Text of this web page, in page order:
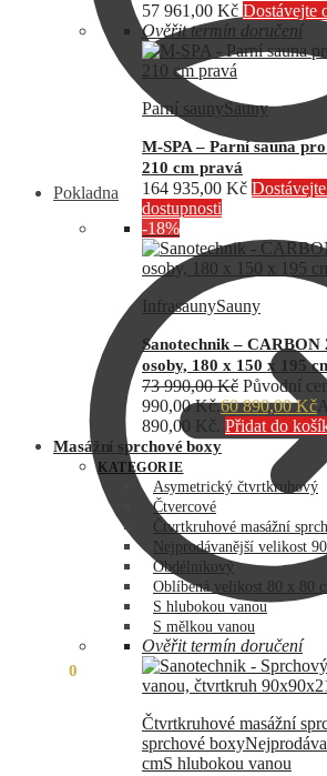
Pokladna
0
57 961,00 Kč Dostávejte
Ověřit termín doručení
Parní saunySauny
M-SPA – Parní sauna
210 cm pravá
164 935,00 Kč
dostupnosti
-18%
InfrasaunySauny
Sanotechnik –
osoby, 180 x 150 x 195
73 990,00Kč Původní
990,00 Kč.60 890,00Kč
890,00 Kč. Přidat do
Masážní sprchové boxy
KATEGORIE
Asymetrický čtvrtkruhový
Čtvercové
Čtvrtkruhové masážní
Nejprodávanější velikost
Obdélníkový
Oblíbená velikost 80 x 80
S hlubokou vanou
S mělkou vanou
Ověřit termín doručení
Čtvrtkruhové masážní
sprchové boxy
cmS hlubokou vanou